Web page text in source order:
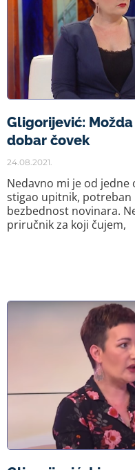
Gligorijević:
dobar čovek
24.08.2021.
Nedavno mi je od
stigao upitnik, potreban
bezbednost novinara.
priručnik za koji čujem,